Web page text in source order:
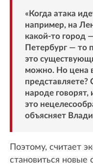
«Когда атака
например, на
какой-то город
Петербург — то
это
можно. Но цена
представляете?
народе
это
объясняет
Поэтому, считает
становиться